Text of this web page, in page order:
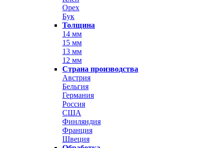
Орех
Бук
Толщина
14 мм
15 мм
13 мм
12 мм
Страна производства
Австрия
Бельгия
Германия
Россия
США
Финляндия
Франция
Швеция